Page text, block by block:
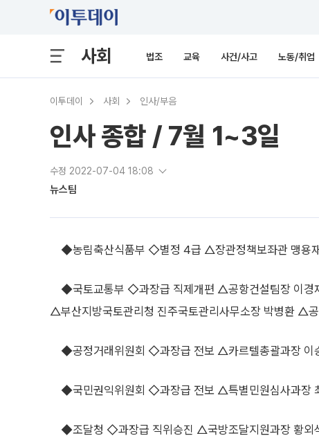
사회 법조 교육 사건/사고 노동/취업
이투데이 사회 인사/부음
인사 종합 / 7월 1~3일
수정 2022-07-04 18:08
뉴스팀
◆농림축산식품부 ◇별정 4급 △장관정책보좌관 맹용재
◆국토교통부 ◇과장급 직제개편 △공항건설팀장 이경
△부산지방국토관리청 진주국토관리사무소장 박병환 △
◆공정거래위원회 ◇과장급 전보 △카르텔총괄과장 이
◆국민권익위원회 ◇과장급 전보 △특별민원심사과장
◆조달청 ◇과장급 직위승진 △국방조달지원과장 황외